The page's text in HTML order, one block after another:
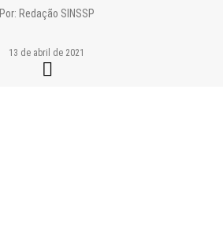
Por: Redação SINSSP
13 de abril de 2021